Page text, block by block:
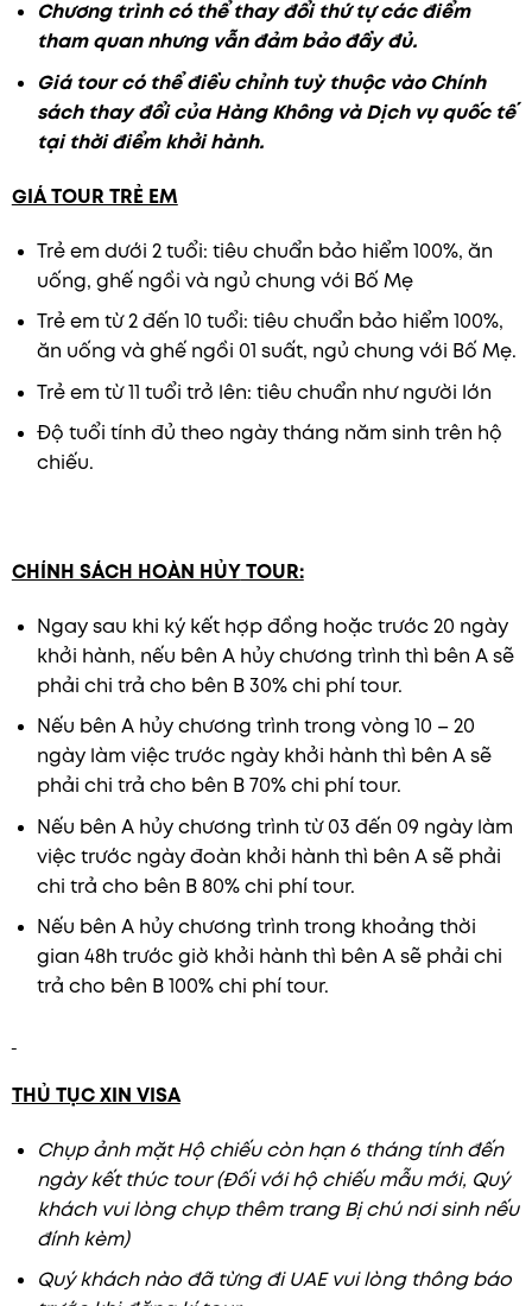
Chương trình có thể thay đổi thứ tự các điểm
tham quan nhưng vẫn đảm bảo đầy đủ.
Giá tour có thể điều chỉnh tuỳ thuộc vào Chính
sách thay đổi của Hàng Không và Dịch vụ quốc tế
tại thời điểm khởi hành.
GIÁ TOUR TRẺ EM
Trẻ em dưới 2 tuổi: tiêu chuẩn bảo hiểm 100%, ăn
uống, ghế ngồi và ngủ chung với Bố Mẹ
Trẻ em từ 2 đến 10 tuổi: tiêu chuẩn bảo hiểm 100%,
ăn uống và ghế ngồi 01 suất, ngủ chung với Bố Mẹ.
Trẻ em từ 11 tuổi trở lên: tiêu chuẩn như người lớn
Độ tuổi tính đủ theo ngày tháng năm sinh trên hộ
chiếu.
CHÍNH SÁCH HOÀN HỦYTOUR:
Ngay sau khi ký kết hợp đồng hoặc trước 20 ngày
khởi hành, nếu bên A hủy chương trình thì bên A sẽ
phải chi trả cho bên B 30% chi phí tour.
Nếu bên A hủy chương trình trong vòng 10 – 20
ngày làm việc trước ngày khởi hành thì bên A sẽ
phải chi trả cho bên B 70% chi phí tour.
Nếu bên A hủy chương trình từ 03 đến 09 ngày làm
việc trước ngày đoàn khởi hành thì bên A sẽ phải
chi trả cho bên B 80% chi phí tour.
Nếu bên A hủy chương trình trong khoảng thời
gian 48h trước giờ khởi hành thì bên A sẽ phải chi
trả cho bên B 100% chi phí tour.
THỦ TỤC XIN VISA
Chụp ảnh mặt Hộ chiếu còn hạn 6 tháng tính đến
ngày kết thúc tour (Đối với hộ chiếu mẫu mới, Quý
khách vui lòng chụp thêm trang Bị chú nơi sinh nếu
đính kèm)
Quýkhách nào đã từng đi UAE vui lòng thông báo